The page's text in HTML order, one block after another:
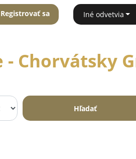
Registrovať sa Iné odvetvia
Chorvátsky
Hľadať